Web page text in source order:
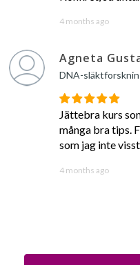
4 months ago
Agneta
DNA-
Jättebra kurs
många bra tips.
som jag inte
4 months ago